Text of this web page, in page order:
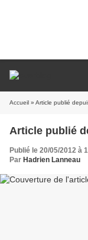
Accueil » Article publié
Publié le 20/05/2012 à
Par Hadrien Lanneau